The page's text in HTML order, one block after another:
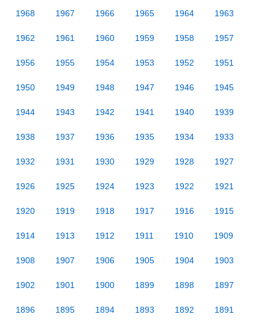
1968 1967 1966 1965 1964 1963
1962 1961 1960 1959 1958 1957
1956 1955 1954 1953 1952 1951
1950 1949 1948 1947 1946 1945
1944 1943 1942 1941 1940 1939
1938 1937 1936 1935 1934 1933
1932 1931 1930 1929 1928 1927
1926 1925 1924 1923 1922 1921
1920 1919 1918 1917 1916 1915
1914 1913 1912 1911 1910 1909
1908 1907 1906 1905 1904 1903
1902 1901 1900 1899 1898 1897
1896 1895 1894 1893 1892 1891